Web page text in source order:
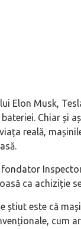
Elon Musk,
Chiar și
reală,
fondator
ca achiziție
știut este că
cum